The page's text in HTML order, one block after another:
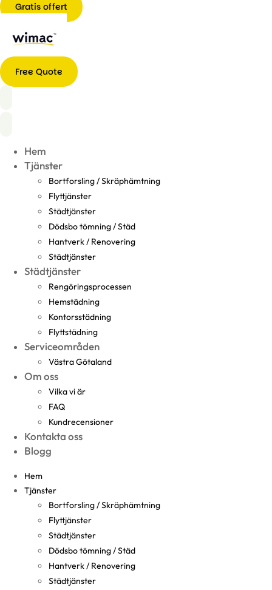
Gratis offert
Free Quote
Hem
Tjänster
Bortforsling / Skräphämtning
Flyttjänster
Städtjänster
Dödsbo tömning / Städ
Hantverk / Renovering
Städtjänster
Städtjänster
Rengöringsprocessen
Hemstädning
Kontorsstädning
Flyttstädning
Serviceområden
Västra Götaland
Om oss
Vilka vi är
FAQ
Kundrecensioner
Kontakta oss
Blogg
Hem
Tjänster
Bortforsling / Skräphämtning
Flyttjänster
Städtjänster
Dödsbo tömning / Städ
Hantverk / Renovering
Städtjänster